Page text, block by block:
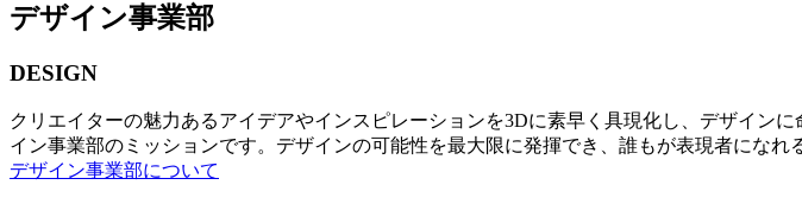
デザイン事業部
DESIGN
クリエイターの魅力あるアイデアやインスピレーションを3Dに素早く具現化し、デザイン
イン事業部のミッションです。デザインの可能性を最大限に発揮でき、誰もが表現者になれ
デザイン事業部について